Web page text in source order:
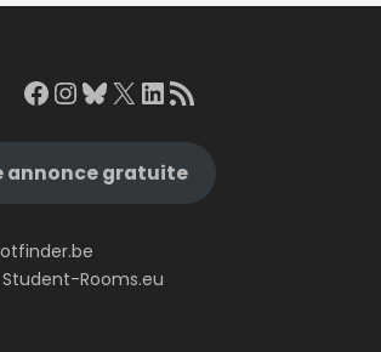
Facebook
Instagram
Bluesky
X LinkedIn
RSS Feed
annonce gratuite
Student-Rooms.eu